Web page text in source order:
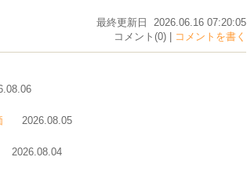
最終更新日 2026.06.16 07:20:05
コメント(0) |
コメントを書く
2026.08.05
2026.08.04